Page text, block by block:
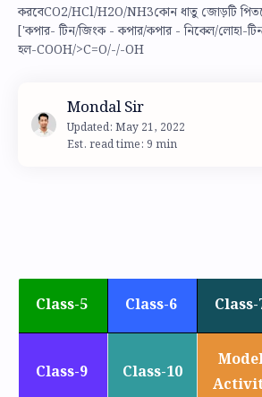
করবেCO2/HCl/H2O/NH3কোন ধাতু জোড়টি
['কপার- টিন/জিংক - কপার/কপার - নিকেল/লোহা-টিন
হল-COOH/>C=O/-/-OH
Est. read time: 9 min
Class-5 Class-6 Class-
Class-9 Class-10